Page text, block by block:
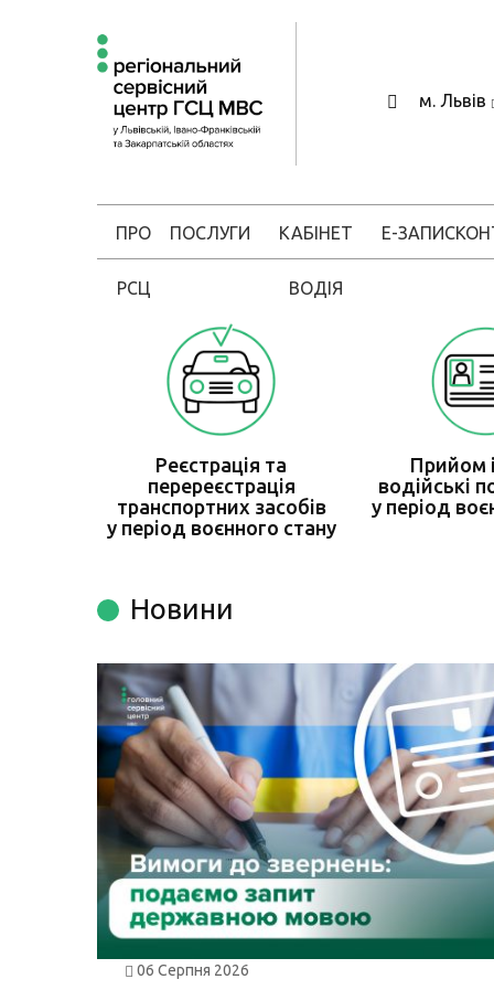
м. Львів
ПРО
РСЦ
ПОСЛУГИ КАБІНЕТ
ВОДІЯ
Е-ЗАПИС
Реєстрація та
перереєстрація
транспортних засобів
у період воєнного стану
Прийом
водійські
у період
Новини
06 Серпня 2026